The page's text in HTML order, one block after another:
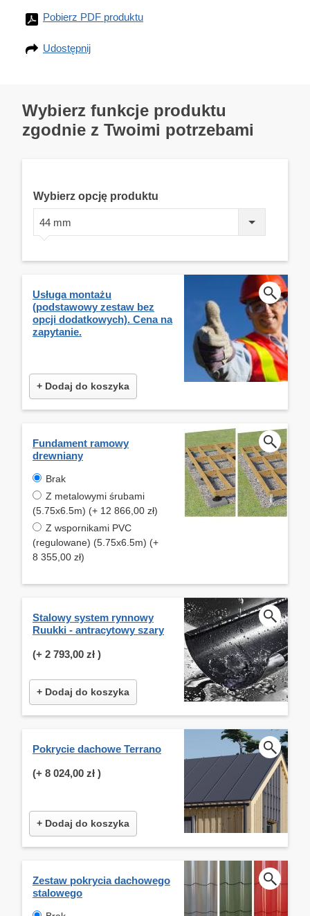
Pobierz PDF produktu
Udostępnij
Wybierz funkcje produktu
zgodnie z Twoimi potrzebami
Wybierz opcję produktu
44 mm
Usługa montażu
(podstawowy zestaw bez
opcji dodatkowych). Cena na
zapytanie.
+ Dodaj do koszyka
Fundament ramowy
drewniany
Brak
Z metalowymi śrubami
(5.75x6.5m) (+ 12 866,00 zł)
Z wspornikami PVC
(regulowane) (5.75x6.5m) (+
8 355,00 zł)
Stalowy system rynnowy
Ruukki - antracytowy szary
(+ 2 793,00 zł )
+ Dodaj do koszyka
Pokrycie dachowe Terrano
(+ 8 024,00 zł )
+ Dodaj do koszyka
Zestaw pokrycia dachowego
stalowego